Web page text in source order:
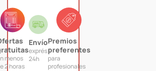
menos
2 horas
Envío
exprés
24h
Premios
preferentes
para
profesionales